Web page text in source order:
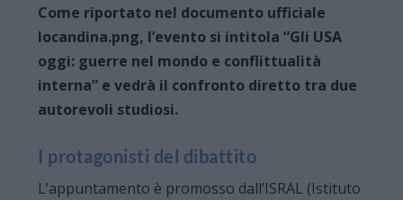
Come riportato nel documento ufficiale
locandina.png, l’evento si intitola “Gli USA
oggi: guerre nel mondo e conflittualità
interna” e vedrà il confronto diretto tra due
autorevoli studiosi.
I protagonisti del dibattito
L’appuntamento è promosso dall’ISRAL (Istituto